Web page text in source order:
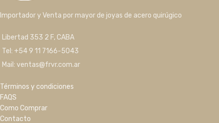
Importador y Venta por mayor de joyas de acero quirúgico
Libertad 353 2 F, CABA
Tel: +54 9 11 7166-5043
Mail: ventas@frvr.com.ar
Términos y condiciones
FAQS
Como Comprar
Contacto